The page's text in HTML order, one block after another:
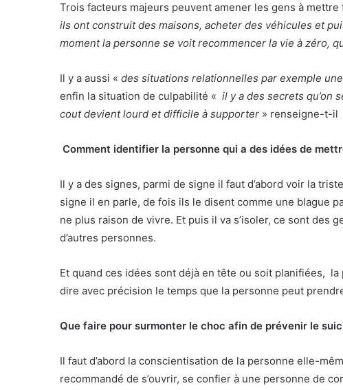
Trois facteurs majeurs peuvent amener les gens à
ils ont construit des maisons, acheter des véhicules et
moment la personne se voit recommencer la vie à zéro,
Il y a aussi « des situations relationnelles par exemple
enfin la situation de culpabilité « il y a des secrets qu’on
cout devient lourd et difficile à supporter » renseigne-t-il
Comment identifier la personne qui a des idées de
Il y a des signes, parmi de signe il faut d’abord voir la
signe il en parle, de fois ils le disent comme une blague
ne plus raison de vivre. Et puis il va s’isoler, ce sont des
d’autres personnes.
Et quand ces idées sont déjà en tête ou soit planifiées,
dire avec précision le temps que la personne peut
Que faire pour surmonter le choc afin de prévenir le
Il faut d’abord la conscientisation de la personne elle-
recommandé de s’ouvrir, se confier à une personne de